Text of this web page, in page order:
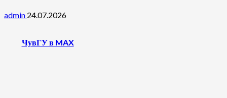
admin 24.07.2026
ЧувГУ в MAX